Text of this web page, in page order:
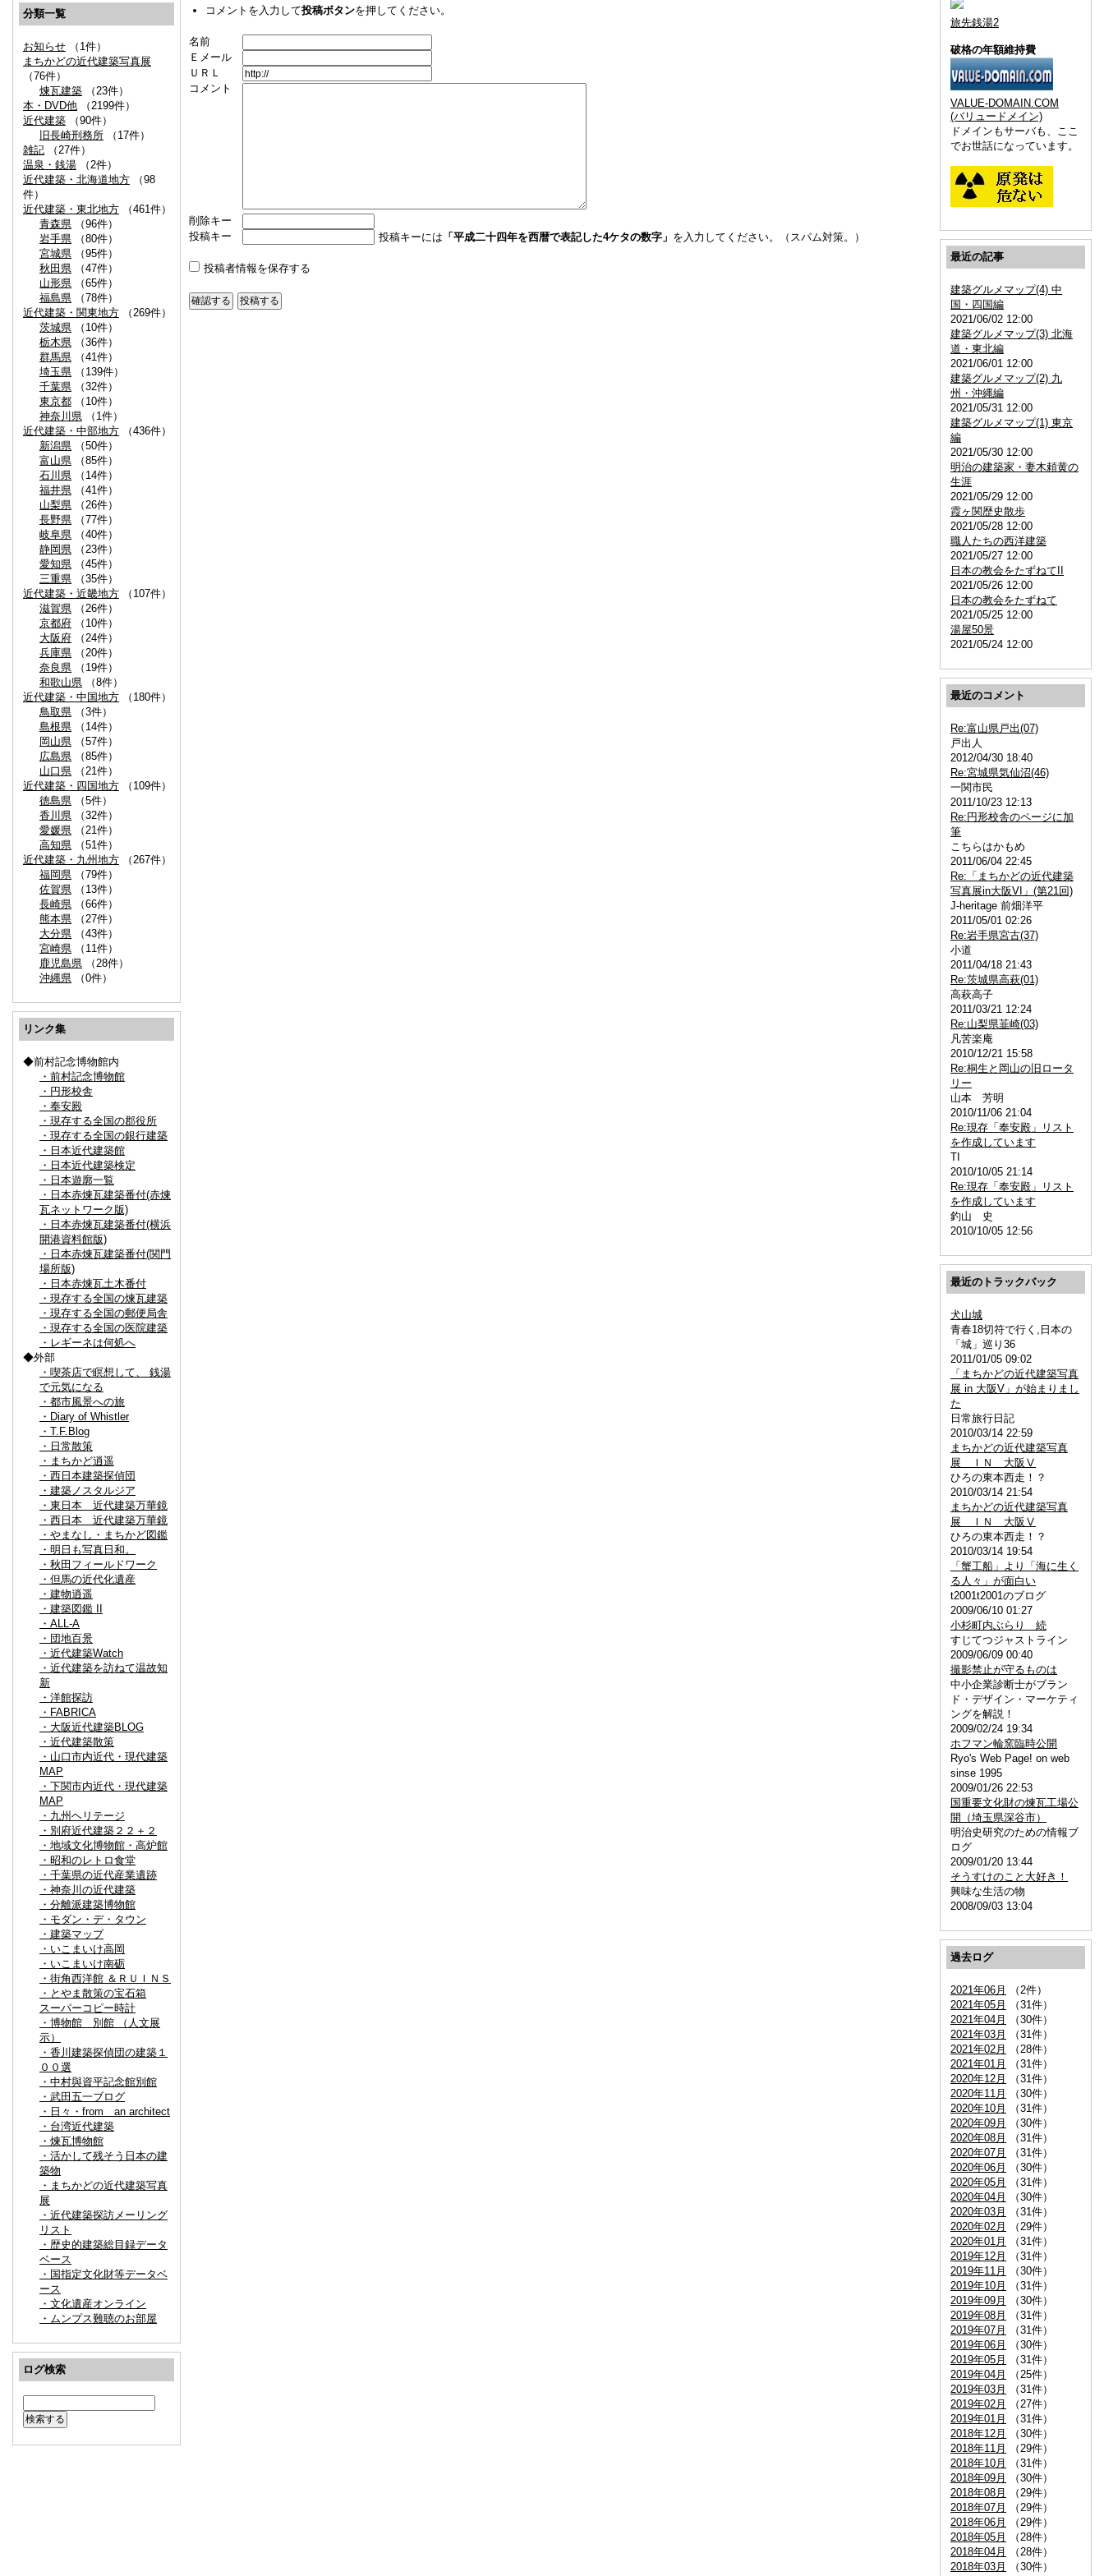
分類一覧
お知らせ （1件）
まちかどの近代建築写真展
（76件）
煉瓦建築 （23件）
本・DVD他 （2199件）
近代建築 （90件）
旧長崎刑務所 （17件）
雑記 （27件）
温泉・銭湯 （2件）
近代建築・北海道地方 （98
件）
近代建築・東北地方 （461件）
青森県 （96件）
岩手県 （80件）
宮城県 （95件）
秋田県 （47件）
山形県 （65件）
福島県 （78件）
近代建築・関東地方 （269件）
茨城県 （10件）
栃木県 （36件）
群馬県 （41件）
埼玉県 （139件）
千葉県 （32件）
東京都 （10件）
神奈川県 （1件）
近代建築・中部地方 （436件）
新潟県 （50件）
富山県 （85件）
石川県 （14件）
福井県 （41件）
山梨県 （26件）
長野県 （77件）
岐阜県 （40件）
静岡県 （23件）
愛知県 （45件）
三重県 （35件）
近代建築・近畿地方 （107件）
滋賀県 （26件）
京都府 （10件）
大阪府 （24件）
兵庫県 （20件）
奈良県 （19件）
和歌山県 （8件）
近代建築・中国地方 （180件）
鳥取県 （3件）
島根県 （14件）
岡山県 （57件）
広島県 （85件）
山口県 （21件）
近代建築・四国地方 （109件）
徳島県 （5件）
香川県 （32件）
愛媛県 （21件）
高知県 （51件）
近代建築・九州地方 （267件）
福岡県 （79件）
佐賀県 （13件）
長崎県 （66件）
熊本県 （27件）
大分県 （43件）
宮崎県 （11件）
鹿児島県 （28件）
沖縄県 （0件）
リンク集
◆前村記念博物館内
・前村記念博物館
・円形校舎
・奉安殿
・現存する全国の郡役所
・現存する全国の銀行建築
・日本近代建築館
・日本近代建築検定
・日本遊廓一覧
・日本赤煉瓦建築番付(赤煉
瓦ネットワーク版)
・日本赤煉瓦建築番付(横浜
開港資料館版)
・日本赤煉瓦建築番付(関門
場所版)
・日本赤煉瓦土木番付
・現存する全国の煉瓦建築
・現存する全国の郵便局舎
・現存する全国の医院建築
・レギーネは何処へ
◆外部
・喫茶店で瞑想して、 銭湯
で元気になる
・都市風景への旅
・Diary of Whistler
・T.F.Blog
・日常散策
・まちかど逍遥
・西日本建築探偵団
・建築ノスタルジア
・東日本 近代建築万華鏡
・西日本 近代建築万華鏡
・やまなし・まちかど図鑑
・明日も写真日和。
・秋田フィールドワーク
・但馬の近代化遺産
・建物逍遥
・建築図鑑 II
・ALL-A
・団地百景
・近代建築Watch
・近代建築を訪ねて温故知
新
・洋館探訪
・FABRICA
・大阪近代建築BLOG
・近代建築散策
・山口市内近代・現代建築
MAP
・下関市内近代・現代建築
MAP
・九州ヘリテージ
・別府近代建築２２＋２
・地域文化博物館・高炉館
・昭和のレトロ食堂
・千葉県の近代産業遺跡
・神奈川の近代建築
・分離派建築博物館
・モダン・デ・タウン
・建築マップ
・いこまいけ高岡
・いこまいけ南砺
・街角西洋館 ＆ＲＵＩＮＳ
・とやま散策の宝石箱
スーパーコピー時計
・博物館 別館 （人文展
示）
・香川建築探偵団の建築１
００選
・中村與資平記念館別館
・武田五一ブログ
・日々・from an architect
・台湾近代建築
・煉瓦博物館
・活かして残そう日本の建
築物
・まちかどの近代建築写真
展
・近代建築探訪メーリング
リスト
・歴史的建築総目録データ
ベース
・国指定文化財等データベ
ース
・文化遺産オンライン
・ムンプス難聴のお部屋
ログ検索
旅先銭湯2
破格の年額維持費
VALUE-DOMAIN.COM
(バリュードメイン)
ドメインもサーバも、ここ
でお世話になっています。
最近の記事
建築グルメマップ(4) 中
国・四国編
2021/06/02 12:00
建築グルメマップ(3) 北海
道・東北編
2021/06/01 12:00
建築グルメマップ(2) 九
州・沖縄編
2021/05/31 12:00
建築グルメマップ(1) 東京
編
2021/05/30 12:00
明治の建築家・妻木頼黄の
生涯
2021/05/29 12:00
霞ヶ関歴史散歩
2021/05/28 12:00
職人たちの西洋建築
2021/05/27 12:00
日本の教会をたずねてII
2021/05/26 12:00
日本の教会をたずねて
2021/05/25 12:00
湯屋50景
2021/05/24 12:00
最近のコメント
Re:富山県戸出(07)
戸出人
2012/04/30 18:40
Re:宮城県気仙沼(46)
一関市民
2011/10/23 12:13
Re:円形校舎のページに加
筆
こちらはかもめ
2011/06/04 22:45
Re:「まちかどの近代建築
写真展in大阪VI」(第21回)
J-heritage 前畑洋平
2011/05/01 02:26
Re:岩手県宮古(37)
小道
2011/04/18 21:43
Re:茨城県高萩(01)
高萩高子
2011/03/21 12:24
Re:山梨県韮崎(03)
凡苦楽庵
2010/12/21 15:58
Re:桐生と岡山の旧ロータ
リー
山本 芳明
2010/11/06 21:04
Re:現存「奉安殿」リスト
を作成しています
TI
2010/10/05 21:14
Re:現存「奉安殿」リスト
を作成しています
釣山 史
2010/10/05 12:56
最近のトラックバック
犬山城
青春18切符で行く,日本の
「城」巡り36
2011/01/05 09:02
「まちかどの近代建築写真
展 in 大阪V」が始まりまし
た
日常旅行日記
2010/03/14 22:59
まちかどの近代建築写真
展 ＩＮ 大阪Ⅴ
ひろの東本西走！？
2010/03/14 21:54
まちかどの近代建築写真
展 ＩＮ 大阪Ⅴ
ひろの東本西走！？
2010/03/14 19:54
「蟹工船」より「海に生く
る人々」が面白い
t2001t2001のブログ
2009/06/10 01:27
小杉町内ぶらり 続
すじてつジャストライン
2009/06/09 00:40
撮影禁止が守るものは
中小企業診断士がブラン
ド・デザイン・マーケティ
ングを解説！
2009/02/24 19:34
ホフマン輪窯臨時公開
Ryo's Web Page! on web
sinse 1995
2009/01/26 22:53
国重要文化財の煉瓦工場公
開（埼玉県深谷市）
明治史研究のための情報ブ
ログ
2009/01/20 13:44
そうすけのこと大好き！
興味な生活の物
2008/09/03 13:04
過去ログ
2021年06月
（2件）
2021年05月
（31件）
2021年04月
（30件）
2021年03月
（31件）
2021年02月
（28件）
2021年01月
（31件）
2020年12月
（31件）
2020年11月
（30件）
2020年10月
（31件）
2020年09月
（30件）
2020年08月
（31件）
2020年07月
（31件）
2020年06月
（30件）
2020年05月
（31件）
2020年04月
（30件）
2020年03月
（31件）
2020年02月
（29件）
2020年01月
（31件）
2019年12月
（31件）
2019年11月
（30件）
2019年10月
（31件）
2019年09月
（30件）
2019年08月
（31件）
2019年07月
（31件）
2019年06月
（30件）
2019年05月
（31件）
2019年04月
（25件）
2019年03月
（31件）
2019年02月
（27件）
2019年01月
（31件）
2018年12月
（30件）
2018年11月
（29件）
2018年10月
（31件）
2018年09月
（30件）
2018年08月
（29件）
2018年07月
（29件）
2018年06月
（29件）
2018年05月
（28件）
2018年04月
（28件）
2018年03月
（30件）
コメントを入力して投稿ボタンを押してください。
名前
Ｅメール
ＵＲＬ
コメント
削除キー
投稿キー
投稿キーには 「平成二十四年を西暦で表記した4ケタの数字」 を入力してください。（スパム対策。）
投稿者情報を保存する